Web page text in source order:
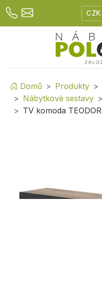
CZK
Domů Produkty
Nábytkové sestavy
TV komoda TEODOR